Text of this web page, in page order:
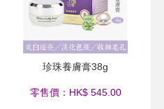
珍珠養膚膏38g
零售價：HK$ 545.00